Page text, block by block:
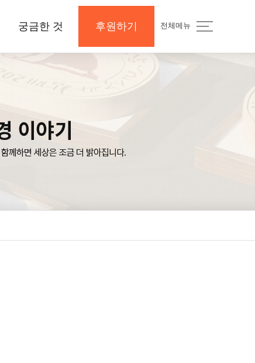
궁금한 것
공지사항 및 Q&A
나의 후원내역
보도자료와 미디어
후원하기
후원하기
전체메뉴